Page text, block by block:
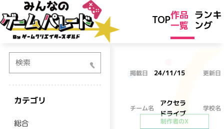
TOP作品
一覧
ランキ
ング
検索
カテゴリ
総合
掲載日 24/11/15 更新日
チーム名
アクセラ
ドライブ
学校名
制作者のX